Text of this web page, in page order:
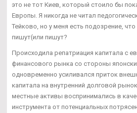
это не тот Киев, который стоило бы
Европы. Я никогда не читал
Тейково, но у меня есть подозрение,
пишут(или пишут?
Происходила репатриация капитала с
финансового рынка со стороны
одновременно усиливался приток
капитала на внутренний долговой
местные активы воспринимались в
инструмента от потенциальных